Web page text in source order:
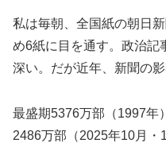
私は毎朝、全国紙の朝日
め6紙に目を通す。政治記
深い。だが近年、新聞の
最盛期5376万部（1997年
2486万部（2025年10月・